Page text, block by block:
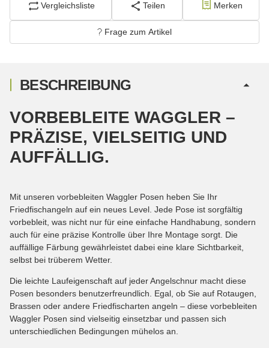
Vergleichsliste Teilen Merken
Frage zum Artikel
BESCHREIBUNG
VORBEBLEITE WAGGLER –
PRÄZISE, VIELSEITIG UND
AUFFÄLLIG.
Mit unseren vorbebleiten Waggler Posen heben Sie Ihr
Friedfischangeln auf ein neues Level. Jede Pose ist sorgfältig
vorbebleit, was nicht nur für eine einfache Handhabung, sondern
auch für eine präzise Kontrolle über Ihre Montage sorgt. Die
auffällige Färbung gewährleistet dabei eine klare Sichtbarkeit,
selbst bei trüberem Wetter.
Die leichte Laufeigenschaft auf jeder Angelschnur macht diese
Posen besonders benutzerfreundlich. Egal, ob Sie auf Rotaugen,
Brassen oder andere Friedfischarten angeln – diese vorbebleiten
Waggler Posen sind vielseitig einsetzbar und passen sich
unterschiedlichen Bedingungen mühelos an.